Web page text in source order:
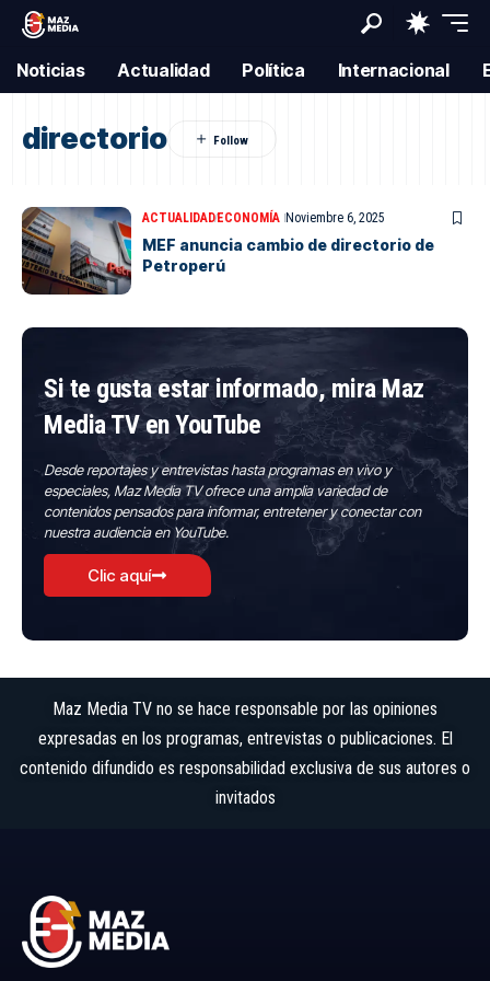
Noticias Actualidad Política Internacional
directorio
ACTUALIDADECONOMÍA Noviembre 6, 2025
MEF anuncia cambio de directorio de
Petroperú
Si te gusta estar informado, mira Maz
Media TV en YouTube
Desde reportajes y entrevistas hasta programas en vivo y
especiales, Maz Media TV ofrece una amplia variedad de
contenidos pensados para informar, entretener y conectar con
nuestra audiencia en YouTube.
Clic aquí
Maz Media TV no se hace responsable por las opiniones
expresadas en los programas, entrevistas o publicaciones. El
contenido difundido es responsabilidad exclusiva de sus autores o
invitados